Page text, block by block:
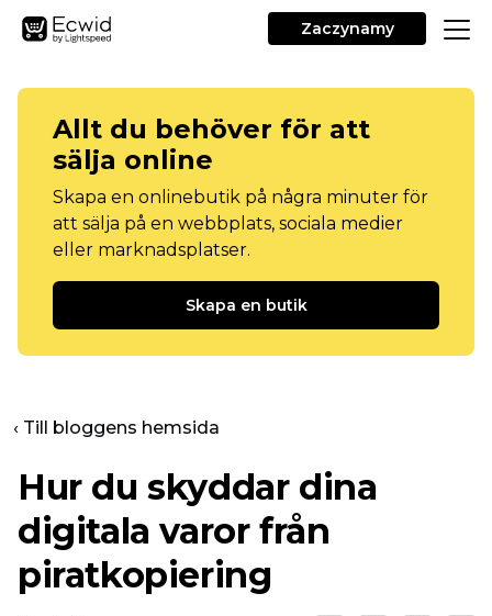
Zaczynamy
Allt du behöver för att
sälja online
Skapa en onlinebutik på några minuter för
att sälja på en webbplats, sociala medier
eller marknadsplatser.
Skapa en butik
‹ Till bloggens hemsida
Hur du skyddar dina
digitala varor från
piratkopiering